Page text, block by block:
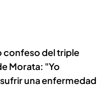
confeso del triple
Morata: "Yo
una enfermedad